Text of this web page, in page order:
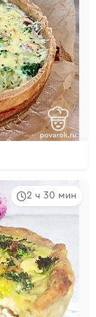
2 ч 30 мин